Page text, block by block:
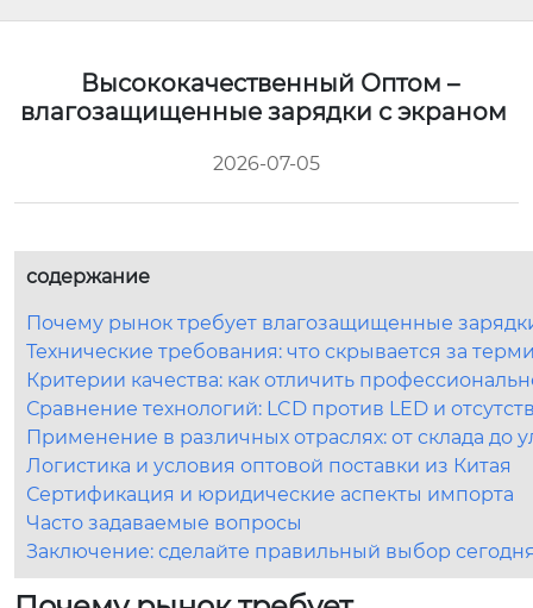
Высококачественный Оптом –
влагозащищенные зарядки с экраном
2026-07-05
содержание
Почему рынок требует влагозащищенные
Технические требования: что скрывается за
Критерии качества: как отличить
Сравнение технологий: LCD против LED и
Применение в различных отраслях: от склада до
Логистика и условия оптовой поставки из Китая
Сертификация и юридические аспекты импорта
Часто задаваемые вопросы
Заключение: сделайте правильный выбор